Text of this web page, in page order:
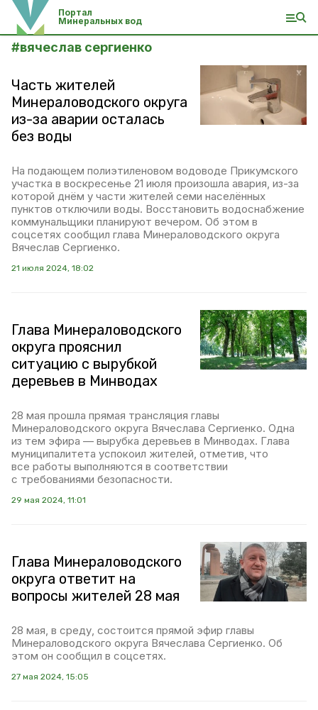
Портал
Минеральных вод
#вячеслав сергиенко
Часть жителей
Минераловодского округа
из-за аварии осталась
без воды
На подающем полиэтиленовом водоводе Прикумского
участка в воскресенье 21 июля произошла авария, из-за
которой днём у части жителей семи населённых
пунктов отключили воды. Восстановить водоснабжение
коммунальщики планируют вечером. Об этом в
соцсетях сообщил глава Минераловодского округа
Вячеслав Сергиенко.
21 июля 2024, 18:02
Глава Минераловодского
округа прояснил
ситуацию с вырубкой
деревьев в Минводах
28 мая прошла прямая трансляция главы
Минераловодского округа Вячеслава Сергиенко. Одна
из тем эфира — вырубка деревьев в Минводах. Глава
муниципалитета успокоил жителей, отметив, что
все работы выполняются в соответствии
с требованиями безопасности.
29 мая 2024, 11:01
Глава Минераловодского
округа ответит на
вопросы жителей 28 мая
28 мая, в среду, состоится прямой эфир главы
Минераловодского округа Вячеслава Сергиенко. Об
этом он сообщил в соцсетях.
27 мая 2024, 15:05